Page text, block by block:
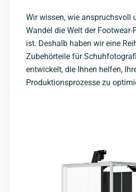
Wir wissen, wie anspruchsvoll
Wandel die Welt der
ist. Deshalb haben wir eine
Zubehörteile für
entwickelt, die Ihnen helfen,
Produktionsprozesse zu